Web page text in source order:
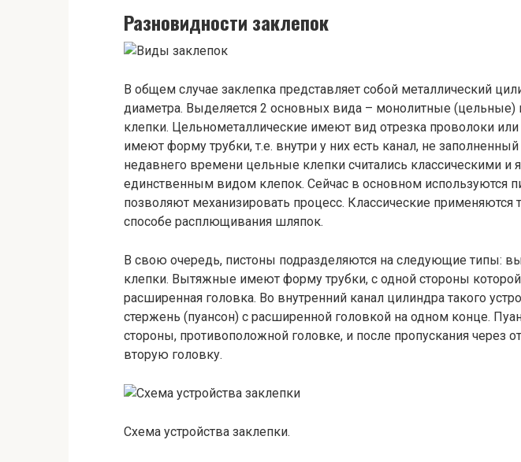
Разновидности заклепок
В общем случае заклепка представляет собой металлический
диаметра. Выделяется 2 основных вида – монолитные (цельные)
клепки. Цельнометаллические имеют вид отрезка проволоки
имеют форму трубки, т.е. внутри у них есть канал, не
недавнего времени цельные клепки считались классическими и
единственным видом клепок. Сейчас в основном используются
позволяют механизировать процесс. Классические применяются
способе расплющивания шляпок.
В свою очередь, пистоны подразделяются на следующие типы:
клепки. Вытяжные имеют форму трубки, с одной стороны
расширенная головка. Во внутренний канал цилиндра такого
стержень (пуансон) с расширенной головкой на одном конце.
стороны, противоположной головке, и после пропускания через
вторую головку.
Схема устройства заклепки.